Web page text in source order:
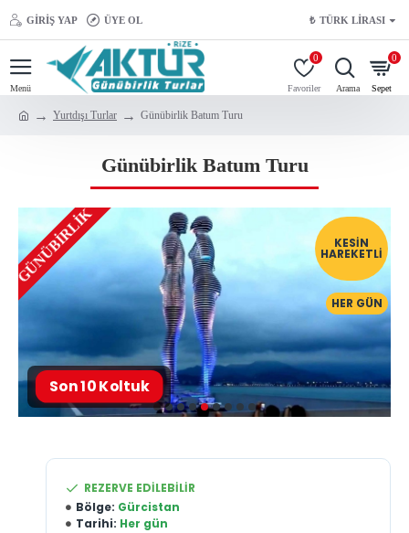
GIRIŞ YAP ÜYE OL ₺ TÜRK LIRASI
0 0
Yurtdışı Turlar Günübirlik Batum Turu
Günübirlik Batum Turu
Son 10 Koltuk
GÜNÜBIRLIK KESIN
HAREKETLI
HER GÜN
REZERVE EDILEBILIR
Bölge: Gürcistan
Tarihi: Her gün